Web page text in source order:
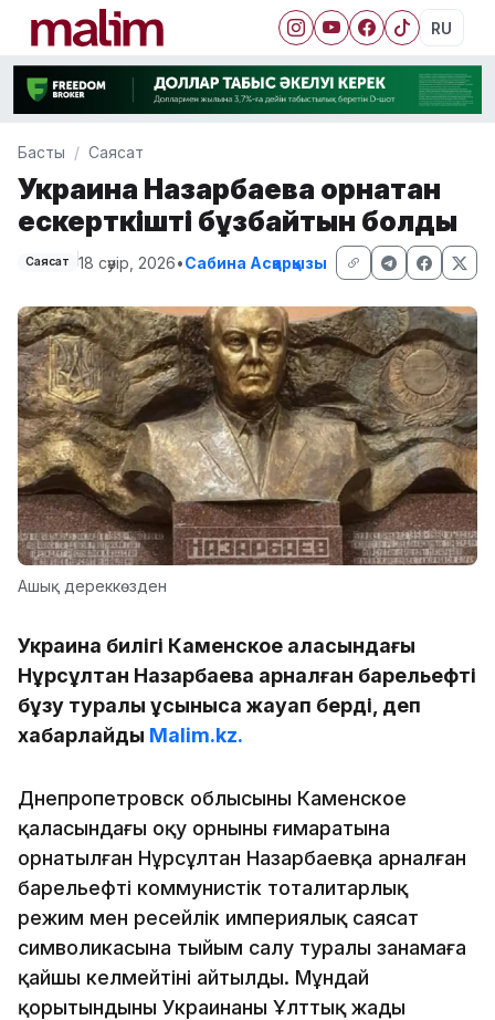
RU
Басты Саясат
Украина Назарбаевқа орнатқан
ескерткішті бұзбайтын болды
Саясат 18 сәуір, 2026•Сабина Асқарқызы
Ашық дереккөзден
Украина билігі Каменское қаласындағы
Нұрсұлтан Назарбаевқа арналған барельефті
бұзу туралы ұсынысқа жауап берді, деп
хабарлайды Malim.kz.
Днепропетровск облысының Каменское
қаласындағы оқу орнының ғимаратына
орнатылған Нұрсұлтан Назарбаевқа арналған
барельефтің коммунистік тоталитарлық
режим мен ресейлік империялық саясат
символикасына тыйым салу туралы заңнамаға
қайшы келмейтіні айтылды. Мұндай
қорытындыны Украинаның Ұлттық жады